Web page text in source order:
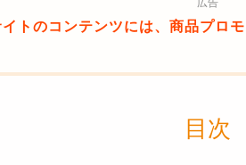
広告
トのコンテンツには、商品プロ
目次